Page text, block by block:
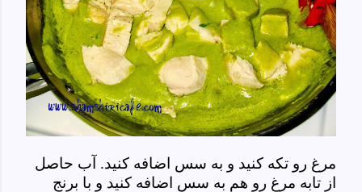
مرغ رو تکه کنید و به سس اضافه کنید. آب حاصل
از تابه مرغ رو هم به سس اضافه کنید و با برنج